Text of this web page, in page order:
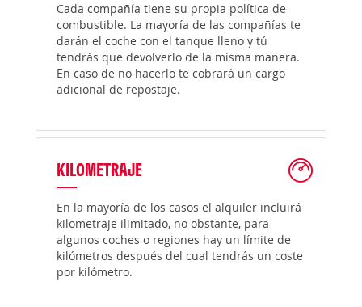
Cada compañía tiene su propia política de
combustible. La mayoría de las compañías te
darán el coche con el tanque lleno y tú
tendrás que devolverlo de la misma manera.
En caso de no hacerlo te cobrará un cargo
adicional de repostaje.
KILOMETRAJE
En la mayoría de los casos el alquiler incluirá
kilometraje ilimitado, no obstante, para
algunos coches o regiones hay un límite de
kilómetros después del cual tendrás un coste
por kilómetro.